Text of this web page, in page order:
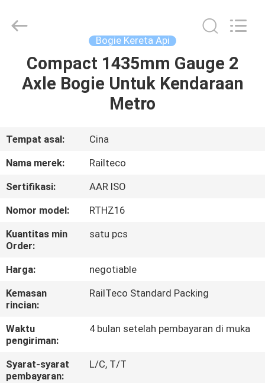
RUMAH
TENTANG
KITA
WISATA
PABRIK
KONTROL
KUALITAS
HUBUNGI
KAMI
BERITA
Equipment
Bogie Kereta Api
Compact 1435mm Gauge 2
Axle Bogie Untuk Kendaraan
Metro
Tempat asal:
Cina
Nama merek:
Railteco
Sertifikasi:
AAR ISO
Nomor model:
RTHZ16
Kuantitas min
Order:
satu pcs
Harga:
negotiable
Kemasan
rincian:
RailTeco Standard Packing
Waktu
pengiriman:
4 bulan setelah pembayaran di muka
Syarat-syarat
pembayaran:
L/C, T/T